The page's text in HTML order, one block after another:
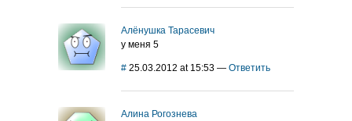
Алёнушка Тарасевич
у меня 5
# 25.03.2012 at 15:53 — Ответить
Алина Рогознева